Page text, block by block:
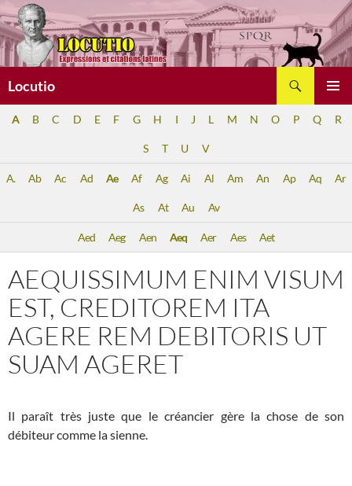
Aller
au
contenu
Locutio
A B C D E F G H I J L M N O P Q R
S T U V
A. Ab Ac Ad Ae Af Ag Ai Al Am An Ap Aq Ar
As At Au Av
Aed Aeg Aen Aeq Aer Aes Aet
AEQUISSIMUM ENIM VISUM
EST, CREDITOREM ITA
AGERE REM DEBITORIS UT
SUAM AGERET
Il paraît très juste que le créancier gère la chose de son
débiteur comme la sienne.